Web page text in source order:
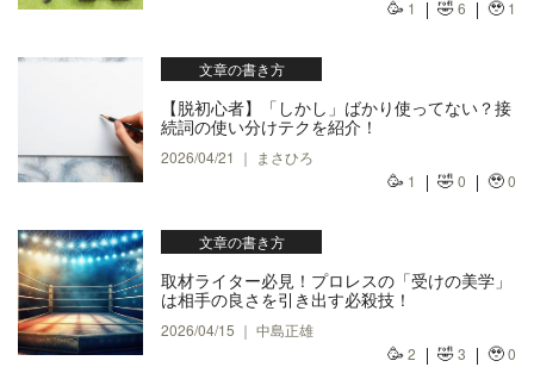
🥳 1 🤣6 🥹 1
文章の書き方
【脱初心者】「しかし」ばかり使ってない？接
続詞の使い分けテクを紹介！
2026/04/21 ｜ まさひろ
🥳 1 🤣0 🥹0
文章の書き方
取材ライター必見！プロレスの「受けの美学」
は相手の良さを引き出す必殺技！
2026/04/15 ｜ 中島正雄
🥳 2 🤣3 🥹0